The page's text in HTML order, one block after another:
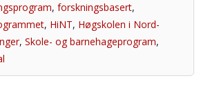
, forskningsbasert,
, HiNT, Høgskolen i Nord-
, Skole- og barnehageprogram,